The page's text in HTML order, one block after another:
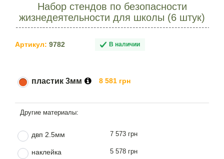
Набор стендов по безопасности
жизнедеятельности для школы (6 штук)
Артикул: 9782 В наличии
пластик 3мм 8 581 грн
двп 2.5мм 7 573 грн
наклейка 5 578 грн